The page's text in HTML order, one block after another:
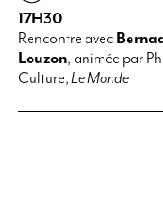
17H30
Rencontre avec
Louzon, animée par
Culture, Le Monde